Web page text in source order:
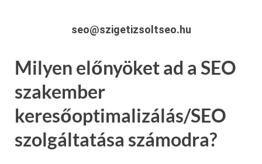
seo@szigetizsoltseo.hu
Milyen előnyöket ad a SEO
szakember
keresőoptimalizálás/SEO
szolgáltatása számodra?